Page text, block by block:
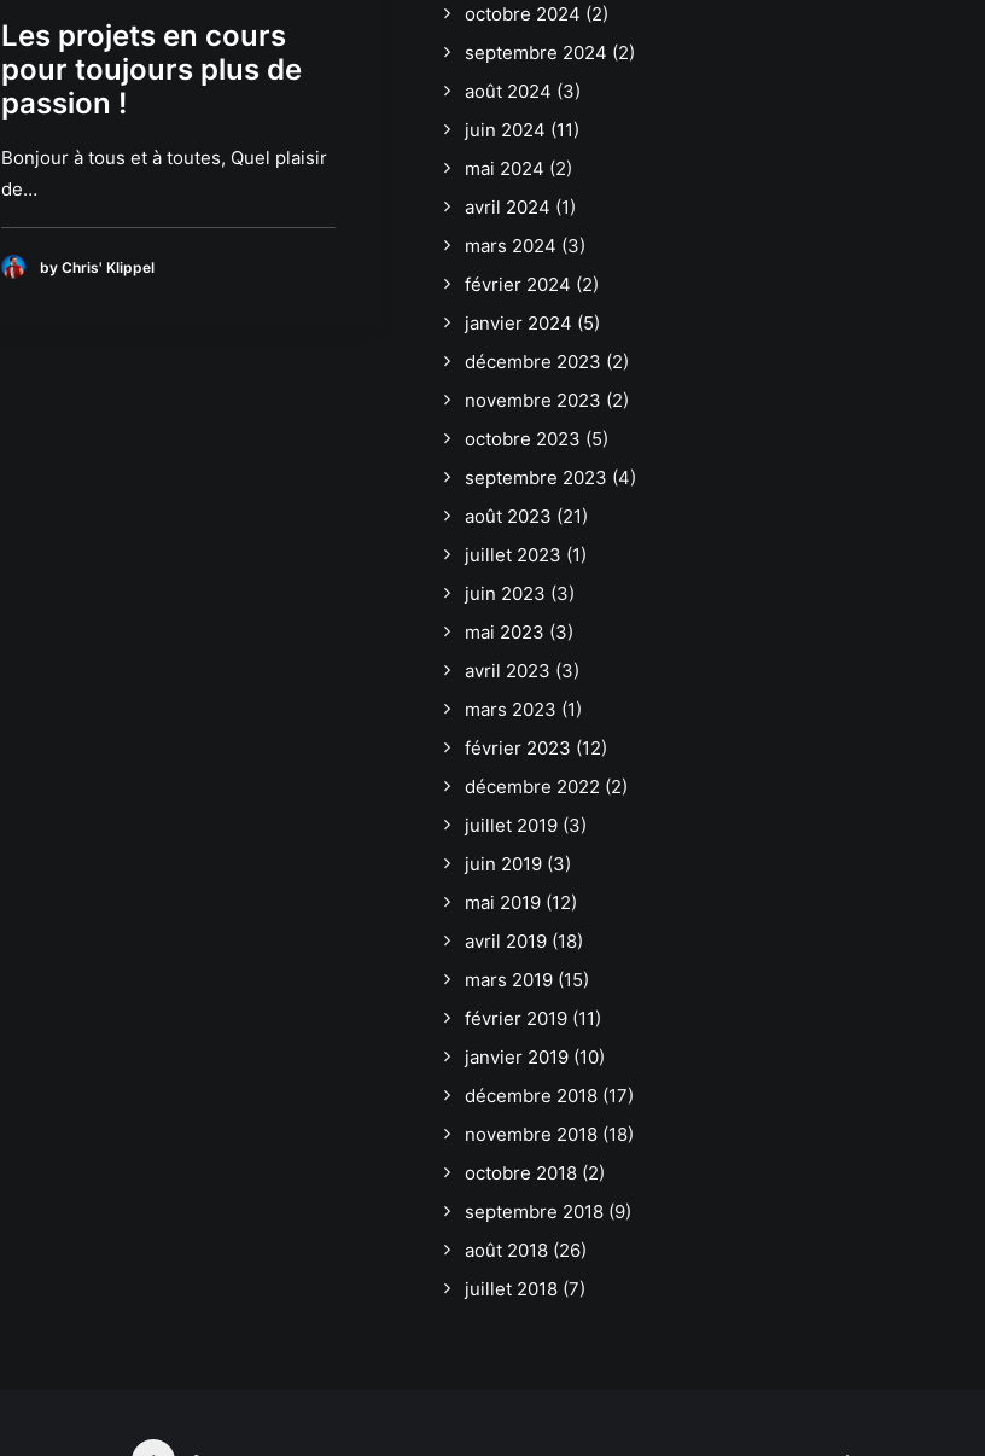
Les projets en cours
pour toujours plus de
passion !
Bonjour à tous et à toutes, Quel plaisir
de…
by Chris' Klippel
octobre 2024 (2)
septembre 2024 (2)
août 2024 (3)
juin 2024 (11)
mai 2024 (2)
avril 2024 (1)
mars 2024 (3)
février 2024 (2)
janvier 2024 (5)
décembre 2023 (2)
novembre 2023 (2)
octobre 2023 (5)
septembre 2023 (4)
août 2023 (21)
juillet 2023 (1)
juin 2023 (3)
mai 2023 (3)
avril 2023 (3)
mars 2023 (1)
février 2023 (12)
décembre 2022 (2)
juillet 2019 (3)
juin 2019 (3)
mai 2019 (12)
avril 2019 (18)
mars 2019 (15)
février 2019 (11)
janvier 2019 (10)
décembre 2018 (17)
novembre 2018 (18)
octobre 2018 (2)
septembre 2018 (9)
août 2018 (26)
juillet 2018 (7)